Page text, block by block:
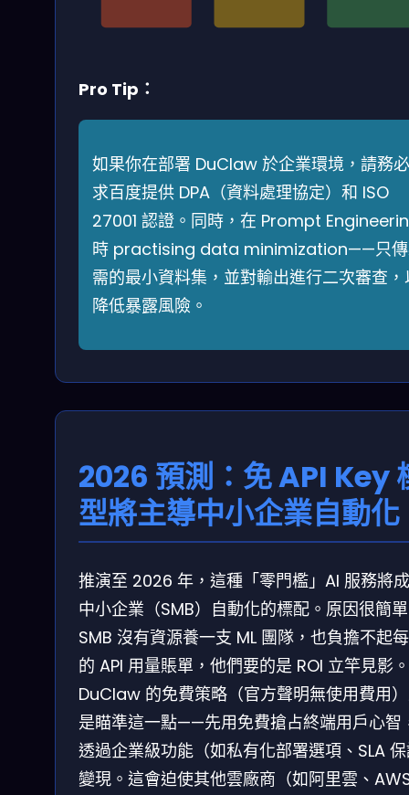
Pro Tip：
如果你在部署 DuClaw 於企業環境，請務
求百度提供 DPA（資料處理協定）和 ISO
27001 認證。同時，在 Prompt
時 practising data minimization——只
需的最小資料集，並對輸出進行二次審查，
降低暴露風險。
2026 預測：免 API Key
型將主導中小企業自動化
推演至 2026 年，這種「零門檻」AI 服務將
中小企業（SMB）自動化的標配。原因很簡
SMB 沒有資源養一支 ML 團隊，也負擔不起
的 API 用量賬單，他們要的是 ROI 立竿見影。
DuClaw 的免費策略（官方聲明無使用費用
是瞄準這一點——先用免費搶占終端用戶心智
透過企業級功能（如私有化部署選項、SLA
變現。這會迫使其他雲廠商（如阿里雲、